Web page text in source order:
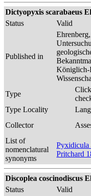
Dictyopyxis scarabaeus
Status
Valid
Published in
Königlich-
Type
Click
Type Locality
Collector
List of
nomenclatural
synonyms
Pyxidicula
Pritchard
Discoplea coscinodiscus
Status
Valid